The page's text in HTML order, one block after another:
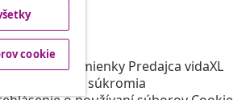
podmienky Predajca vidaXL
ochrany súkromia
cookie